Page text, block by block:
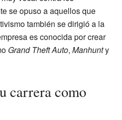
se opuso a aquellos que
también se dirigió a la
es conocida por crear
Grand Theft Auto, Manhunty
carrera como